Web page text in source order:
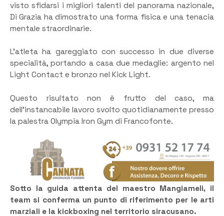
visto sfidarsi i migliori talenti del panorama nazionale,
Di Grazia ha dimostrato una forma fisica e una tenacia
mentale straordinarie.
L’atleta ha gareggiato con successo in due diverse
specialità, portando a casa due medaglie: argento nel
Light Contact e bronzo nel Kick Light.
​Questo risultato non è frutto del caso, ma
dell’instancabile lavoro svolto quotidianamente presso
la palestra Olympia Iron Gym di Francofonte.
Sotto la guida attenta del maestro Mangiameli, il
team si conferma un punto di riferimento per le arti
marziali e la kickboxing nel territorio siracusano.